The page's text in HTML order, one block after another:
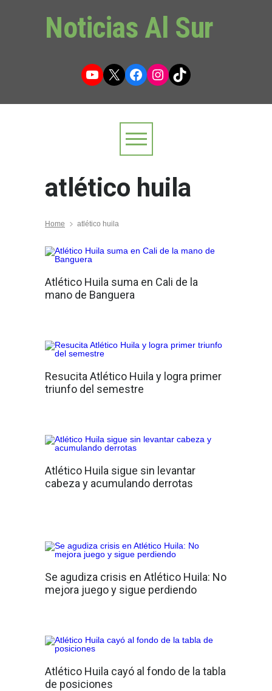
Noticias Al Sur
YouTube
X Facebook
Instagram
TikTok
atlético huila
Home atlético huila
Atlético Huila suma en Cali de la
mano de Banguera
Resucita Atlético Huila y logra primer
triunfo del semestre
Atlético Huila sigue sin levantar
cabeza y acumulando derrotas
Se agudiza crisis en Atlético Huila: No
mejora juego y sigue perdiendo
Atlético Huila cayó al fondo de la tabla
de posiciones